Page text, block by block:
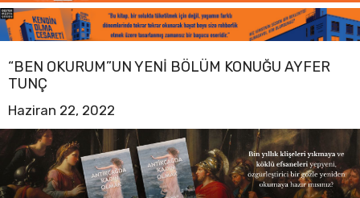
“BEN OKURUM”UN YENI BÖLÜM KONUĞU AYFER
TUNÇ
Haziran 22, 2022